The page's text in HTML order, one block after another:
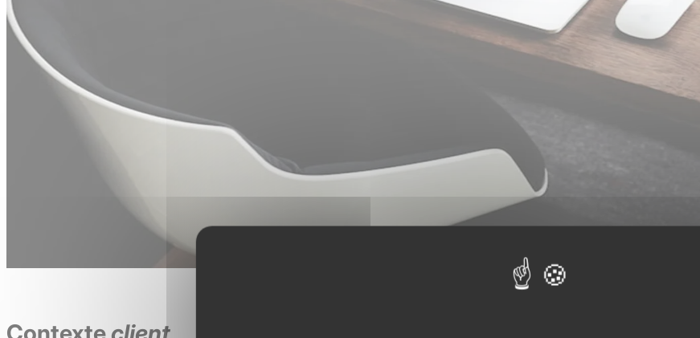
Aide à la direction financière